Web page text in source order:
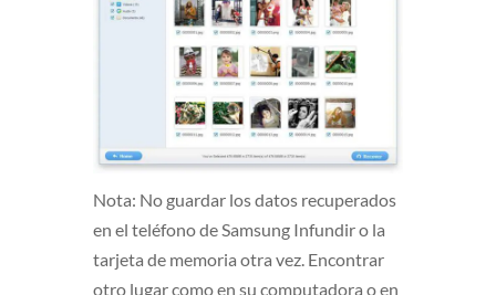
Nota: No guardar los datos recuperados
en el teléfono de Samsung Infundir o la
tarjeta de memoria otra vez. Encontrar
otro lugar como en su computadora o en